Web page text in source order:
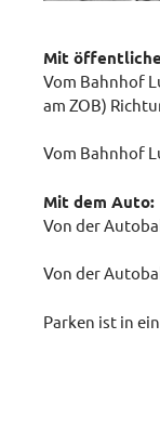
Mit
Vom Bahnhof
am ZOB)
Vom Bahnhof
Mit dem Auto:
Von der
Von der
Parken ist in